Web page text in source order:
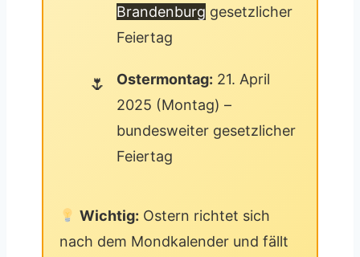
Brandenburg gesetzlicher
Feiertag
Ostermontag: 21. April
2025 (Montag) –
bundesweiter gesetzlicher
Feiertag
Wichtig: Ostern richtet sich
nach dem Mondkalender und fällt